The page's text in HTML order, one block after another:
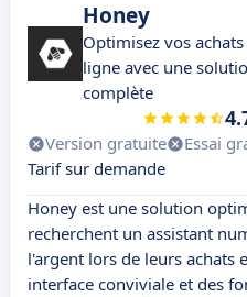
Honey
Optimisez vos achats
ligne avec une
complète
Version gratuite Essai
Tarif sur demande
Honey est une solution
recherchent un assistant
l'argent lors de leurs achats
interface conviviale et des